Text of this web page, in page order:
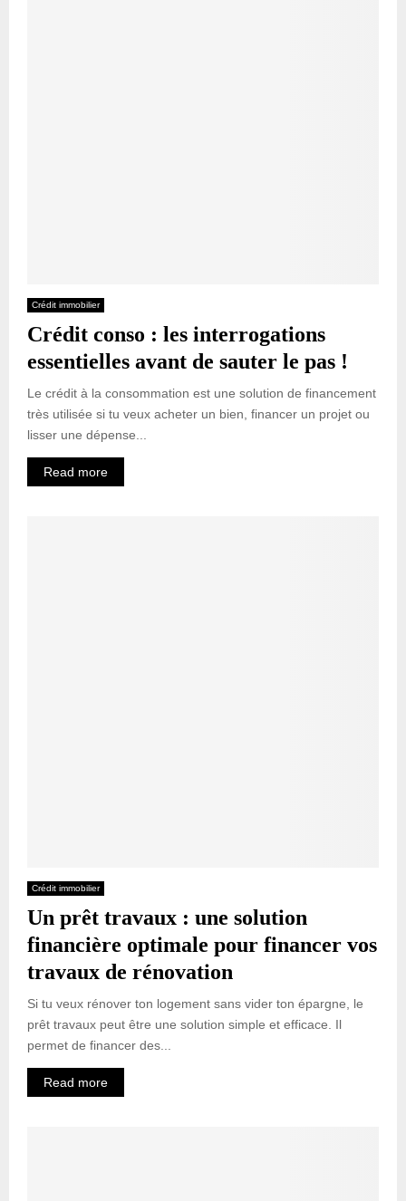
Crédit immobilier
Crédit conso : les interrogations
essentielles avant de sauter le pas !
Le crédit à la consommation est une solution de financement
très utilisée si tu veux acheter un bien, financer un projet ou
lisser une dépense...
Read more
Crédit immobilier
Un prêt travaux : une solution
financière optimale pour financer vos
travaux de rénovation
Si tu veux rénover ton logement sans vider ton épargne, le
prêt travaux peut être une solution simple et efficace. Il
permet de financer des...
Read more